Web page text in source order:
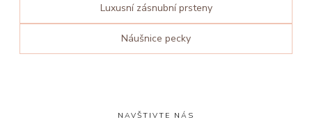
Luxusní zásnubní prsteny
Náušnice pecky
NAVŠTIVTE NÁS